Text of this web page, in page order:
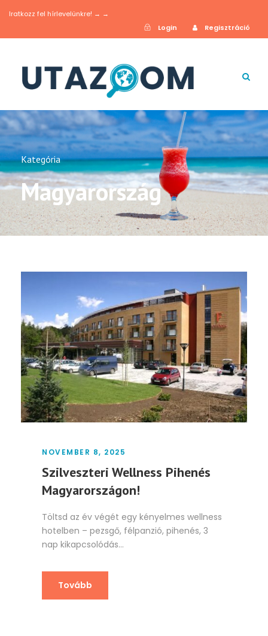
Iratkozz fel hírlevelünkre! → →
Login
Regisztráció
Kategória
Magyarország
NOVEMBER 8, 2025
Szilveszteri Wellness Pihenés
Magyarországon!
Töltsd az év végét egy kényelmes wellness
hotelben – pezsgő, félpanzió, pihenés, 3
nap kikapcsolódás...
Tovább